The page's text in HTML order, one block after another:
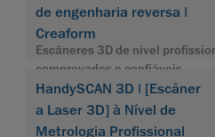
de engenharia reversa |
Creaform
Escâneres 3D de nível
comprovados e confiáveis
HandySCAN 3D | [Escâner
a Laser 3D] à Nível de
Metrologia Profissional